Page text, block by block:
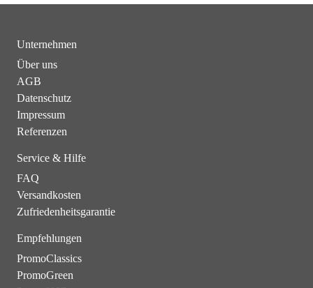
Unternehmen
Über uns
AGB
Datenschutz
Impressum
Referenzen
Service & Hilfe
FAQ
Versandkosten
Zufriedenheitsgarantie
Empfehlungen
PromoClassics
PromoGreen